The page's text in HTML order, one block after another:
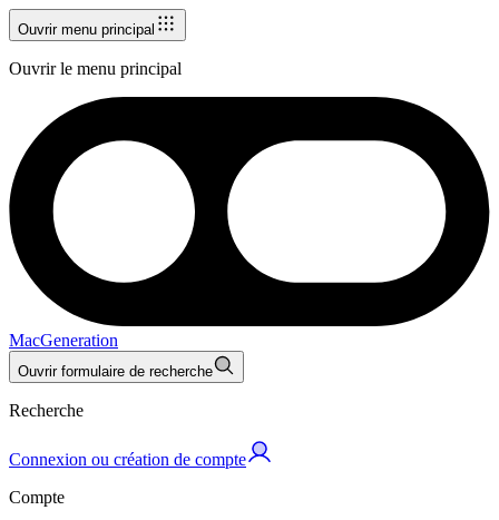
Ouvrir menu principal
Ouvrir le menu principal
MacGeneration
Ouvrir formulaire de recherche
Recherche
Connexion ou création de compte
Compte